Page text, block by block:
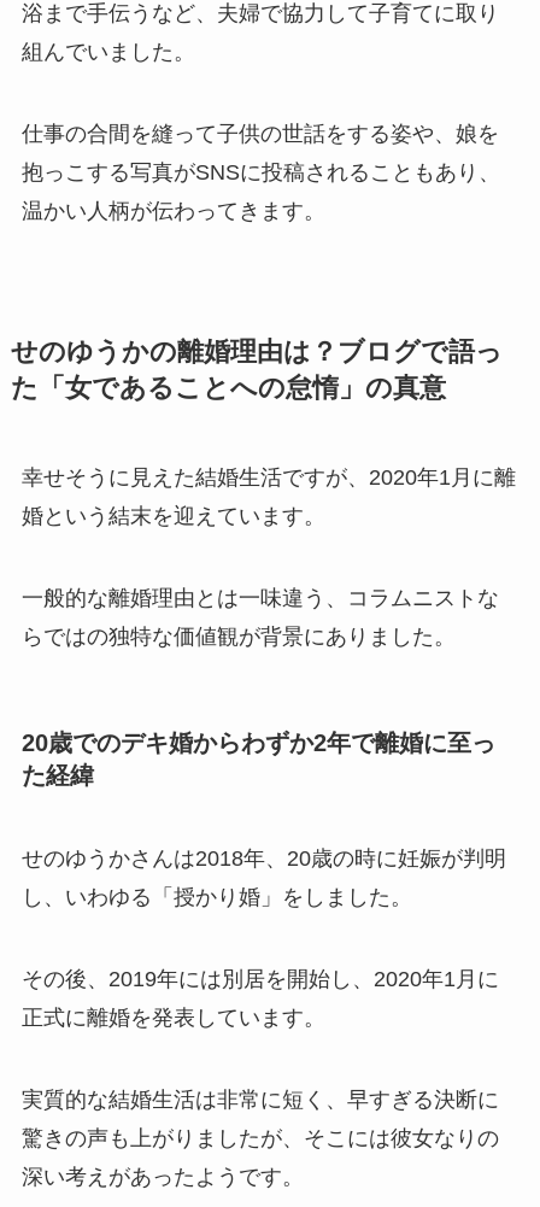
浴まで手伝うなど、夫婦で協力して子育てに取り
組んでいました。
仕事の合間を縫って子供の世話をする姿や、娘を
抱っこする写真がSNSに投稿されることもあり、
温かい人柄が伝わってきます。
せのゆうかの離婚理由は？ブログで語っ
た「女であることへの怠惰」の真意
幸せそうに見えた結婚生活ですが、2020年1月に離
婚という結末を迎えています。
一般的な離婚理由とは一味違う、コラムニストな
らではの独特な価値観が背景にありました。
20歳でのデキ婚からわずか2年で離婚に至っ
た経緯
せのゆうかさんは2018年、20歳の時に妊娠が判明
し、いわゆる「授かり婚」をしました。
その後、2019年には別居を開始し、2020年1月に
正式に離婚を発表しています。
実質的な結婚生活は非常に短く、早すぎる決断に
驚きの声も上がりましたが、そこには彼女なりの
深い考えがあったようです。